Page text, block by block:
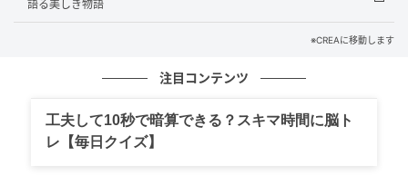
語る美しき物語
※CREAに移動します
注目コンテンツ
工夫して10秒で暗算できる？スキマ時間に脳ト
レ【毎日クイズ】